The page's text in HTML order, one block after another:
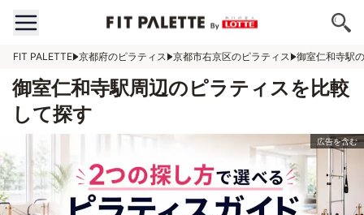
FIT PALETTE 京都府のピラティス 京都市右京区のピラティス 御室仁和寺駅
御室仁和寺駅周辺のピラティスを比較
して探す